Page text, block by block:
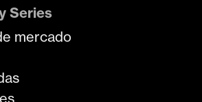
Series
mercado